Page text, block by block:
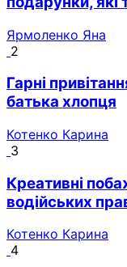
Ярмоленко Яна
2
Гарні
батька хлопця
Котенко Карина
3
Креативні
водійських
Котенко Карина
4